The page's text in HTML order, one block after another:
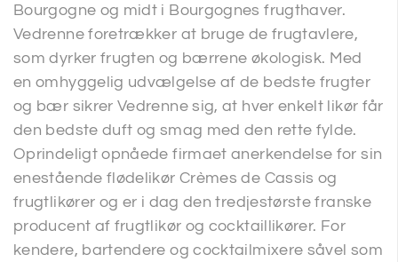
Bourgogne og midt i Bourgognes frugthaver.
Vedrenne foretrækker at bruge de frugtavlere,
som dyrker frugten og bærrene økologisk. Med
en omhyggelig udvælgelse af de bedste frugter
og bær sikrer Vedrenne sig, at hver enkelt likør får
den bedste duft og smag med den rette fylde.
Oprindeligt opnåede firmaet anerkendelse for sin
enestående flødelikør Crèmes de Cassis og
frugtlikører og er i dag den tredjestørste franske
producent af frugtlikør og cocktaillikører. For
kendere, bartendere og cocktailmixere såvel som